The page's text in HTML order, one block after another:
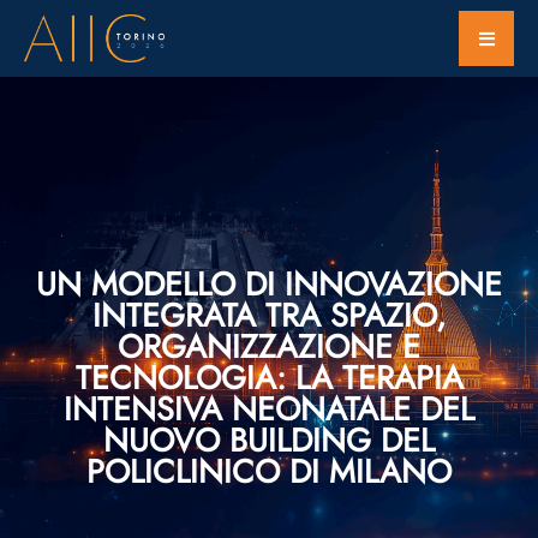
UN MODELLO DI INNOVAZIONE
INTEGRATA TRA SPAZIO,
ORGANIZZAZIONE E
TECNOLOGIA: LA TERAPIA
INTENSIVA NEONATALE DEL
NUOVO BUILDING DEL
POLICLINICO DI MILANO